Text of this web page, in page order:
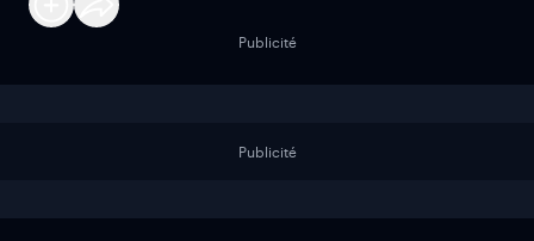
Publicité
Publicité